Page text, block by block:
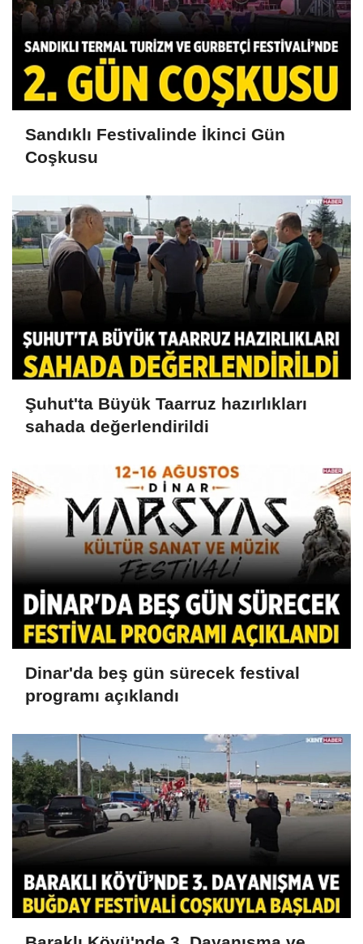
Sandıklı Festivalinde İkinci Gün
Coşkusu
Şuhut'ta Büyük Taarruz hazırlıkları
sahada değerlendirildi
Dinar'da beş gün sürecek festival
programı açıklandı